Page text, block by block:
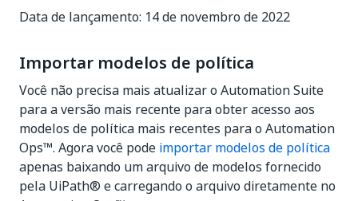
Data de lançamento: 14 de novembro de 2022
Importar modelos de política
Você não precisa mais atualizar o Automation Suite
para a versão mais recente para obter acesso aos
modelos de política mais recentes para o Automation
Ops™. Agora você pode importar modelos de política
apenas baixando um arquivo de modelos fornecido
pela UiPath® e carregando o arquivo diretamente no